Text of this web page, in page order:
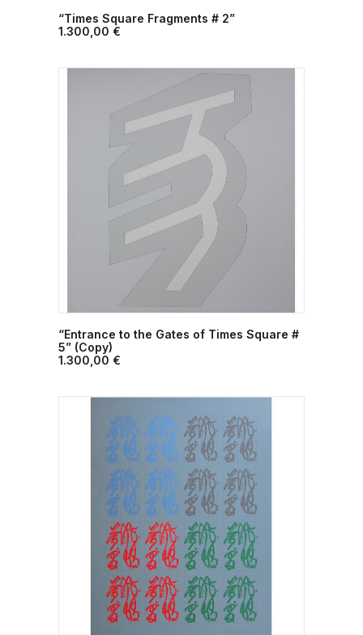
ΠΡΟΣΘΉΚΗ ΣΤΟ ΚΑΛΆΘΙ
“Times Square Fragments # 2”
1.300,00 €
“Entrance to the Gates of Times Square #
5” (Copy)
1.300,00 €